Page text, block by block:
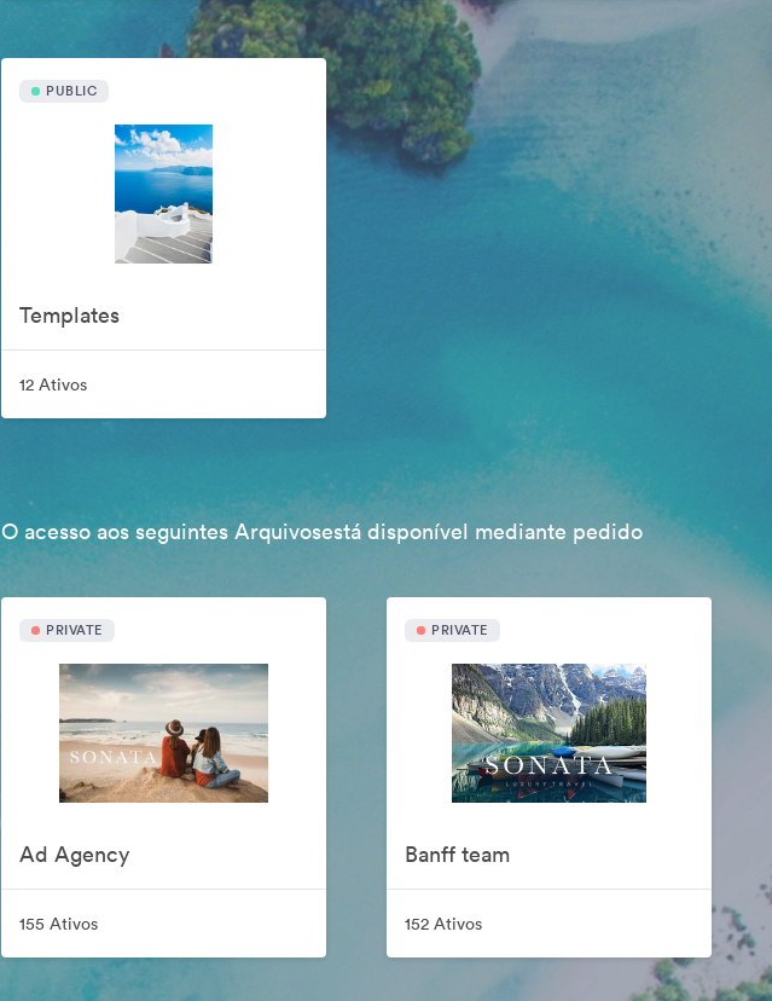
PUBLIC
Templates
12 Ativos
O acesso aos seguintes Arquivosestá disponível mediante pedido
PRIVATE
Ad Agency
155 Ativos
PRIVATE
Banff team
152 Ativos